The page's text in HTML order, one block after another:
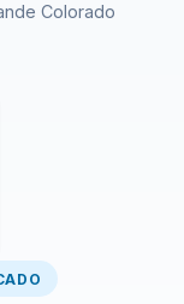
Colorado